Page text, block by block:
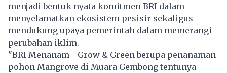
menjadi bentuk nyata komitmen BRI dalam
menyelamatkan ekosistem pesisir sekaligus
mendukung upaya pemerintah dalam memerangi
perubahan iklim.
"BRI Menanam - Grow & Green berupa penanaman
pohon Mangrove di Muara Gembong tentunya